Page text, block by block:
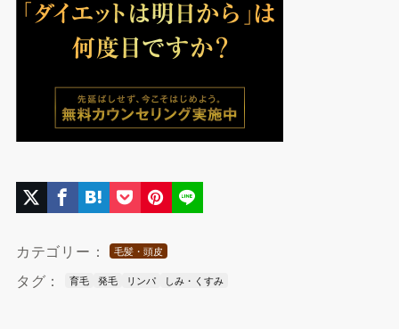
カテゴリー： 毛髪・頭皮
タグ： 育毛 発毛 リンパ しみ・くすみ